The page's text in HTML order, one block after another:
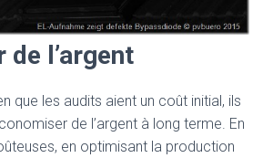
de l’argent
que les audits aient un coût initial, ils
de l’argent à long terme. En
en optimisant la production